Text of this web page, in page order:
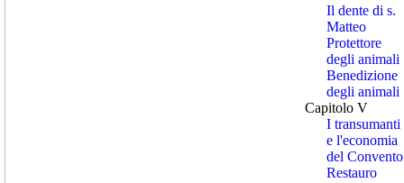
Il dente di s.
Matteo
Protettore
degli animali
Benedizione
degli animali
Capitolo V
I transumanti
e l'economia
del Convento
Restauro